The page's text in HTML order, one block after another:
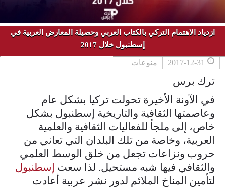
ازدياد الاهتمام التركي بالكتاب العربي وحصيلة المعارض العربية في
إسطنبول خلال 2017
2017-12-31 منوعات
ترك برس
في الآونة الأخيرة تحولت تركيا بشكل عام
وعاصمتها الثقافية والتاريخية إسطنبول بشكل
خاص، إلى ملجأ للفعاليات الثقافية والعلمية
العربية، وخاصة من تلك البلدان التي تعاني من
حروب ونزاعات تجعل من خلق الوسط العلمي
والثقافي فيها شبه مستحيل. لذا سعت إسطنبول
لتأمين المناخ الملائم لدور نشر عربية أعادت